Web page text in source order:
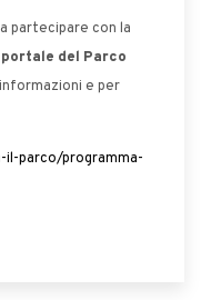
partecipare con la
portale del Parco
e per
parco/programma-